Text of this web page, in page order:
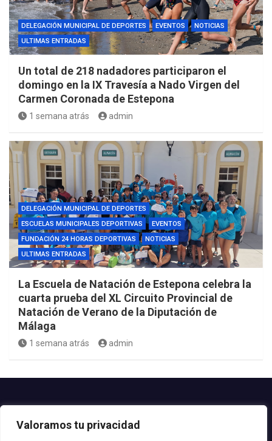
Valoramos tu privacidad
DELEGACIÓN MUNICIPAL DE DEPORTES EVENTOS
NOTICIAS
ULTIMAS ENTRADAS
Un total de 218 nadadores participaron el
domingo en la IX Travesía a Nado Virgen del
Carmen Coronada de Estepona
1 semana atrás admin
DELEGACIÓN MUNICIPAL DE DEPORTES
ESCUELAS MUNICIPALES DEPORTIVAS
EVENTOS
FUNDACIÓN 24 HORAS DEPORTIVAS
NOTICIAS
ULTIMAS ENTRADAS
La Escuela de Natación de Estepona celebra la
cuarta prueba del XL Circuito Provincial de
Natación de Verano de la Diputación de
Málaga
1 semana atrás admin
Teléfono: 952.80.24.44